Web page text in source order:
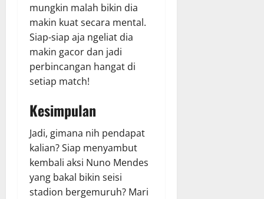
mungkin malah bikin dia
makin kuat secara mental.
Siap-siap aja ngeliat dia
makin gacor dan jadi
perbincangan hangat di
setiap match!
Kesimpulan
Jadi, gimana nih pendapat
kalian? Siap menyambut
kembali aksi Nuno Mendes
yang bakal bikin seisi
stadion bergemuruh? Mari